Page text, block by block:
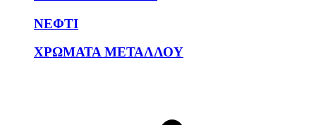
ΝΕΦΤΙ
ΧΡΩΜΑΤΑ ΜΕΤΑΛΛΟΥ